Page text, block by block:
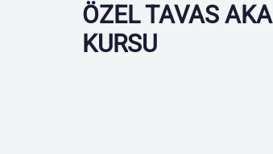
ÖZEL TAVAS
KURSU